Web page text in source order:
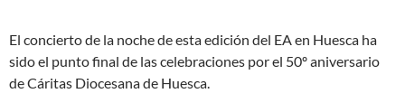
El concierto de la noche de esta edición del EA en Huesca ha
sido el punto final de las celebraciones por el 50º aniversario
de Cáritas Diocesana de Huesca.